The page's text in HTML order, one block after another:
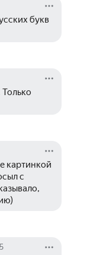
букв
картинкой
с